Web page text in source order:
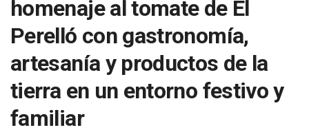
homenaje al tomate de El
Perelló con gastronomía,
artesanía y productos de la
tierra en un entorno festivo y
familiar